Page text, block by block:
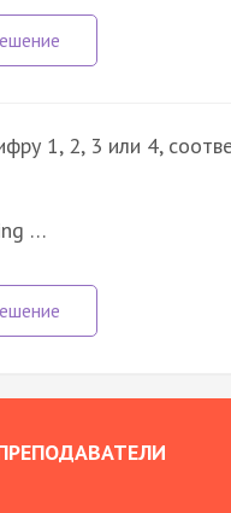
1, 2, 3 или 4,
…